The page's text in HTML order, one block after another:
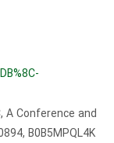
Conference and
B0B5MPQL4K